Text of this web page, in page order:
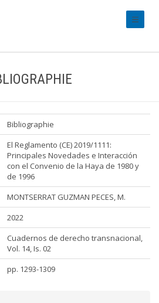
Bibliographie
El Reglamento (CE) 2019/1111:
Principales Novedades e Interacción
con el Convenio de la Haya de 1980 y
de 1996
MONTSERRAT GUZMAN PECES, M.
2022
Cuadernos de derecho transnacional,
Vol. 14, Is. 02
pp. 1293-1309